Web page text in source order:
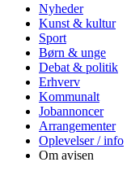
Nyheder
Kunst & kultur
Sport
Børn & unge
Debat & politik
Erhverv
Kommunalt
Jobannoncer
Arrangementer
Oplevelser / info
Om avisen